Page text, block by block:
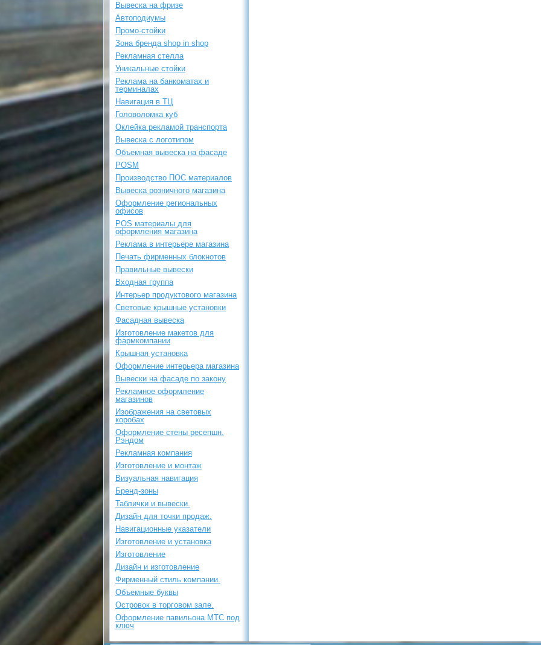
Вывеска на фризе
Автоподиумы
Промо-стойки
Зона бренда shop in shop
Рекламная стелла
Уникальные стойки
Реклама на банкоматах и
терминалах
Навигация в ТЦ
Головоломка куб
Оклейка рекламой транспорта
Вывеска с логотипом
Объемная вывеска на фасаде
POSM
Производство ПОС материалов
Вывеска розничного магазина
Оформление региональных
офисов
POS материалы для
оформления магазина
Реклама в интерьере магазина
Печать фирменных блокнотов
Правильные вывески
Входная группа
Интерьер продуктового магазина
Световые крышные установки
Фасадная вывеска
Изготовление макетов для
фармкомпании
Крышная установка
Оформление интерьера магазина
Вывески на фасаде по закону
Рекламное оформление
магазинов
Изображения на световых
коробах
Оформление стены ресепшн.
Рэндом
Рекламная компания
Изготовление и монтаж
Визуальная навигация
Бренд-зоны
Таблички и вывески.
Дизайн для точки продаж.
Навигационные указатели
Изготовление и установка
Изготовление
Дизайн и изготовление
Фирменный стиль компании.
Объемные буквы
Островок в торговом зале.
Оформление павильона МТС под
ключ